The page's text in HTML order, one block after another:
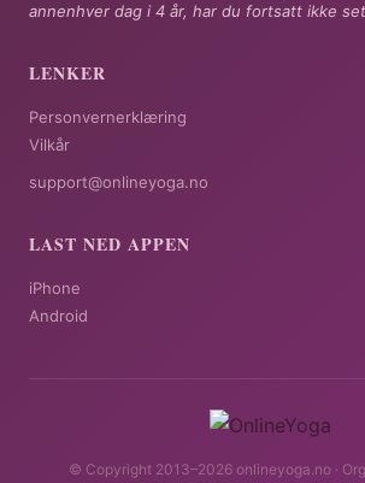
annenhver dag i 4 år, har du fortsatt ikke
LENKER
Personvernerklæring
Vilkår
support@onlineyoga.no
LAST NED APPEN
iPhone
Android
© Copyright 2013–2026 onlineyoga.no ·